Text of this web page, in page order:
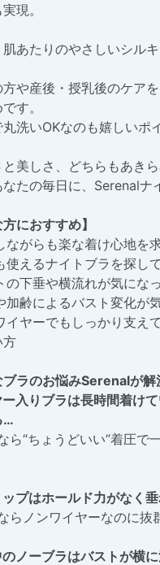
現。
あたりのやさしいシル
や産後・授乳後のケア
す。
洗いOKなのも嬉しいポ
と美しさ、どちらもあき
たの毎日に、Serenalナ
方におすすめ】
がらも楽な着け心地を
えるナイトブラを探し
下垂や横流れが気にな
齢によるバスト変化が
ヤーでもしっかり支え
方
ブラのお悩みSerenalが解
入りブラは長時間着け
…
ら“ちょうどいい”着圧で
プはホールド力がなく
らノンワイヤーなのに抜
ノーブラはバストが横